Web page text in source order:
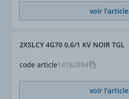
voir l'article
code article14162894
2XSLCY 4G70 0,6/1 KV NOIR TGL
voir l'article